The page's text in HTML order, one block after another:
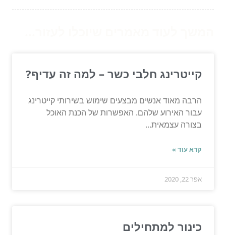
קייטרינג חלבי כשר – למה זה עדיף?
הרבה מאוד אנשים מבצעים שימוש בשירותי קייטרינג
עבור האירוע שלהם. האפשרות של הכנת האוכל
בצורה עצמאית...
קרא עוד »
אפר 22, 2020
כינור למתחילים